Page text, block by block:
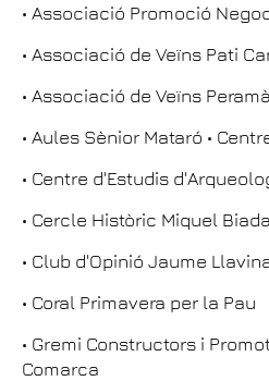
• Associació Promoció
• Associació de Veïns Pati
• Associació de Veïns
• Aules Sènior Mataró •
• Centre d'Estudis
• Cercle Històric Miquel Biada
• Club d'Opinió Jaume
• Coral Primavera per la Pau
• Gremi Constructors i
Comarca